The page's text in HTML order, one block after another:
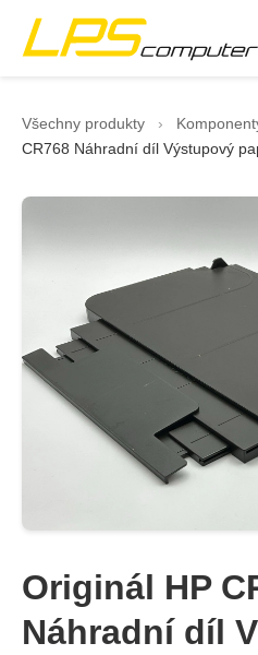
O společnosti
eBay obchod
Všechny produkty ›
CR768 Náhradní díl Výstupový
Originál HP
Náhradní díl